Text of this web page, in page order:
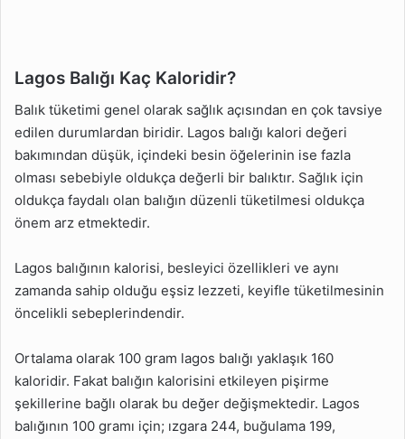
Lagos Balığı Kaç Kaloridir?
Balık tüketimi genel olarak sağlık açısından en çok tavsiye
edilen durumlardan biridir. Lagos balığı kalori değeri
bakımından düşük, içindeki besin öğelerinin ise fazla
olması sebebiyle oldukça değerli bir balıktır. Sağlık için
oldukça faydalı olan balığın düzenli tüketilmesi oldukça
önem arz etmektedir.
Lagos balığının kalorisi, besleyici özellikleri ve aynı
zamanda sahip olduğu eşsiz lezzeti, keyifle tüketilmesinin
öncelikli sebeplerindendir.
Ortalama olarak 100 gram lagos balığı yaklaşık 160
kaloridir. Fakat balığın kalorisini etkileyen pişirme
şekillerine bağlı olarak bu değer değişmektedir. Lagos
balığının 100 gramı için; ızgara 244, buğulama 199,